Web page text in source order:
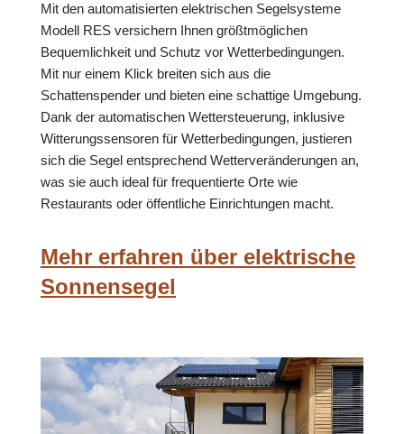
Mit den automatisierten elektrischen Segelsysteme
Modell RES versichern Ihnen größtmöglichen
Bequemlichkeit und Schutz vor Wetterbedingungen.
Mit nur einem Klick breiten sich aus die
Schattenspender und bieten eine schattige Umgebung.
Dank der automatischen Wettersteuerung, inklusive
Witterungssensoren für Wetterbedingungen, justieren
sich die Segel entsprechend Wetterveränderungen an,
was sie auch ideal für frequentierte Orte wie
Restaurants oder öffentliche Einrichtungen macht.
Mehr erfahren über elektrische
Sonnensegel